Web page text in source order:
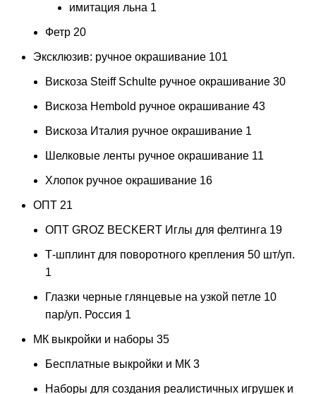
имитация льна 1
Фетр 20
Эксклюзив: ручное окрашивание 101
Вискоза Steiff Schulte ручное окрашивание 30
Вискоза Hembold ручное окрашивание 43
Вискоза Италия ручное окрашивание 1
Шелковые ленты ручное окрашивание 11
Хлопок ручное окрашивание 16
ОПТ 21
ОПТ GROZ BECKERT Иглы для фелтинга 19
Т-шплинт для поворотного крепления 50 шт/уп.
1
Глазки черные глянцевые на узкой петле 10
пар/уп. Россия 1
МК выкройки и наборы 35
Бесплатные выкройки и МК 3
Наборы для создания реалистичных игрушек и